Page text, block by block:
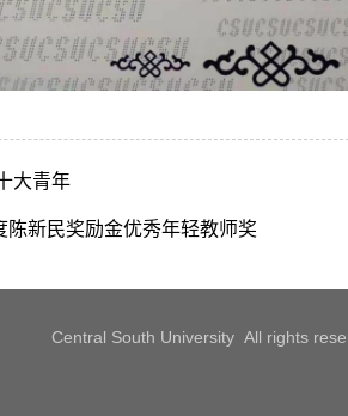
大青年
陈新民奖励金优秀年轻教师奖
Central South University All rights